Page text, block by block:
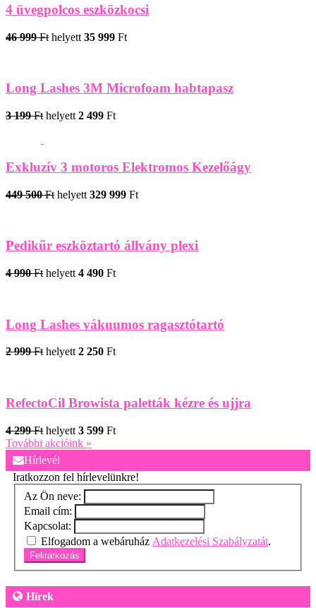
4 üvegpolcos eszközkocsi
46 999 Ft helyett 35 999 Ft
Long Lashes 3M Microfoam habtapasz
3 199 Ft helyett 2 499 Ft
Exkluzív 3 motoros Elektromos Kezelőágy
449 500 Ft helyett 329 999 Ft
Pedikűr eszköztartó állvány plexi
4 990 Ft helyett 4 490 Ft
Long Lashes vákuumos ragasztótartó
2 999 Fthelyett2 250 Ft
RefectoCil Browista paletták kézre és ujjra
4 299 Ft helyett 3 599 Ft
További akcióink »
Hírlevél
Iratkozzon fel hírlevelünkre!
Az Ön neve:
Email cím:
Kapcsolat:
Elfogadom a webáruház Adatkezelési Szabályzatát.
Feliratkozás
Hírek